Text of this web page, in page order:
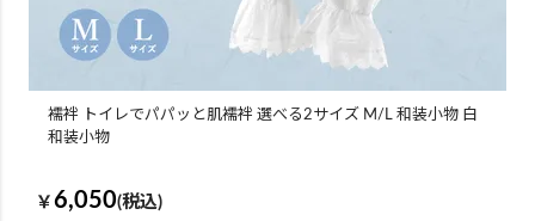
襦袢 トイレでパパッと肌襦袢 選べる2サイズ M/L 和装小物 白
和装小物
￥ 6,050(税込)